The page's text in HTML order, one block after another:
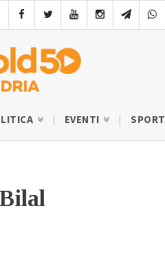
EVENTI SPORT
Bilal